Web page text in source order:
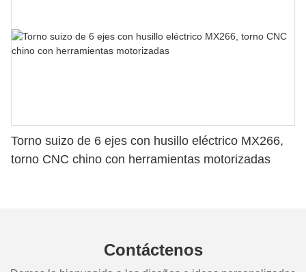
Torno suizo de 6 ejes con husillo eléctrico MX266,
torno CNC chino con herramientas motorizadas
Contáctenos